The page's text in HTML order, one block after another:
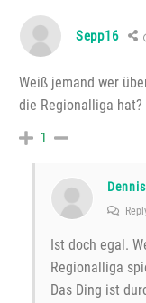
Sepp16
Weiß jemand wer
die Regionalliga hat?
1
Ist doch egal.
Regionalliga
Das Ding ist